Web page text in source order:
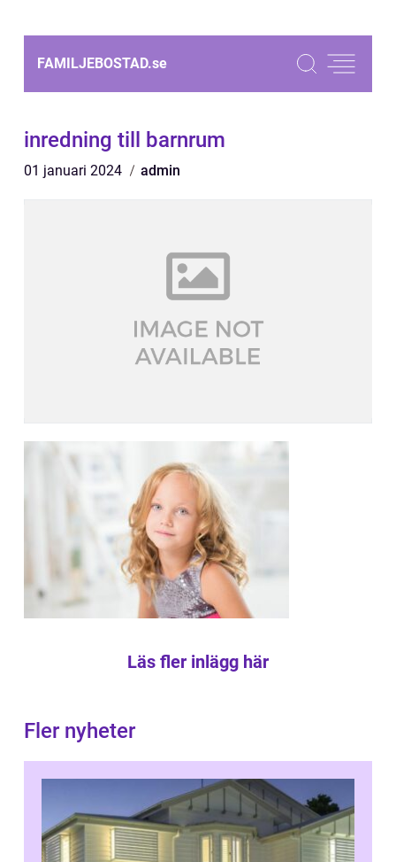
FAMILJEBOSTAD.se
inredning till barnrum
01 januari 2024 admin
Läs fler inlägg här
Fler nyheter